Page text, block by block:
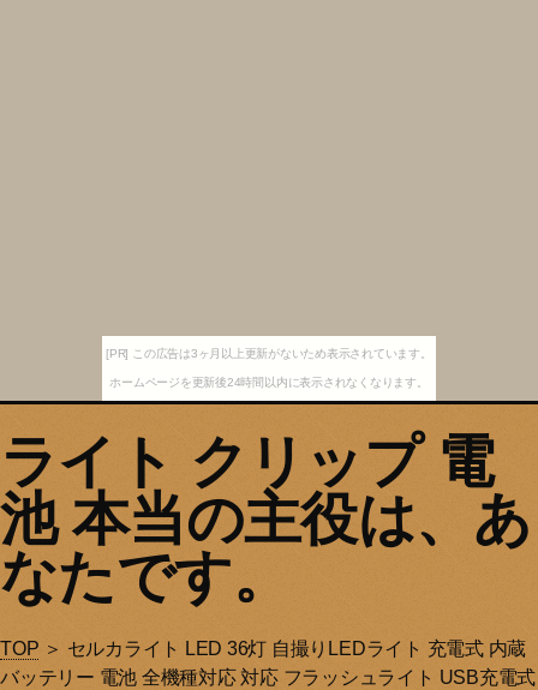
[PR] この広告は3ヶ月以上更新がないため表示されています。
ホームページを更新後24時間以内に表示されなくなります。
ライト クリップ 電
池 本当の主役は、あ
なたです。
TOP ＞ セルカライト LED 36灯 自撮りLEDライト 充電式 内蔵
バッテリー 電池 全機種対応 対応 フラッシュライト USB充電式